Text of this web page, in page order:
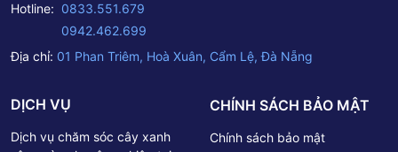
Hotline: 0833.551.679
0942.462.699
Địa chỉ: 01 Phan Triêm, Hoà Xuân, Cẩm Lệ, Đà Nẵng
DỊCH VỤ
Dịch vụ chăm sóc cây xanh
CHÍNH SÁCH BẢO MẬT
Chính sách bảo mật